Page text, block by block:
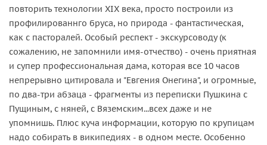
повторить технологии XIX века, просто построили из
профилированнго бруса, но природа - фантастическая,
как с пасторалей. Особый респект - экскурсоводу (к
сожалению, не запомнили имя-отчество) - очень приятная
и супер профессиональная дама, которая все 10 часов
непрерывно цитировала и "Евгения Онегина", и огромные,
по два-три абзаца - фрагменты из переписки Пушкина с
Пущиным, с няней, с Вяземским...всех даже и не
упомнишь. Плюс куча информации, которую по крупицам
надо собирать в википедиях - в одном месте. Особенно